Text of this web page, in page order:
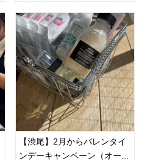
【渋尾】2月からバレンタイ
ンデーキャンペーン（オー...